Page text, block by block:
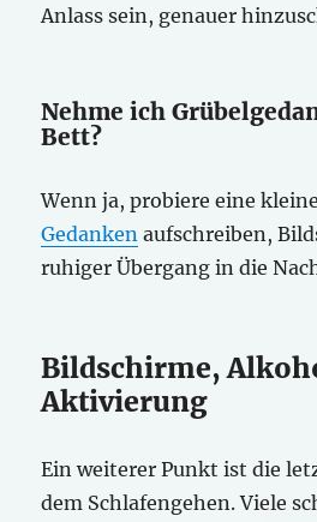
Anlass sein, genauer
Nehme ich
Bett?
Wenn ja, probiere eine
Gedanken aufschreiben,
ruhiger Übergang in die
Bildschirme,
Aktivierung
Ein weiterer Punkt ist die
dem Schlafengehen. Viele